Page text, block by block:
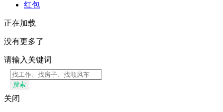
红包
正在加载
没有更多了
请输入关键词
搜索
关闭